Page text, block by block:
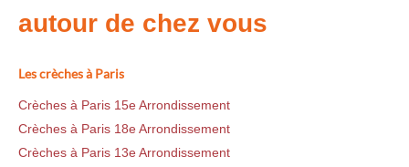
autour de chez vous
Les crèches à Paris
Crèches à Paris 15e Arrondissement
Crèches à Paris 18e Arrondissement
Crèches à Paris 13e Arrondissement